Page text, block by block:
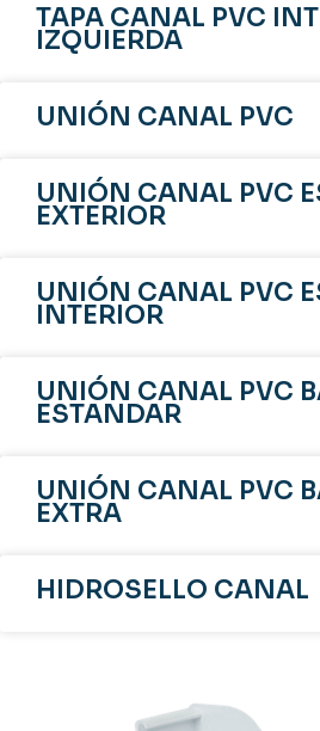
TAPA CANAL PVC
IZQUIERDA
UNIÓN CANAL PVC
UNIÓN CANAL PVC
EXTERIOR
UNIÓN CANAL PVC
INTERIOR
UNIÓN CANAL PVC
ESTANDAR
UNIÓN CANAL PVC
EXTRA
HIDROSELLO CANAL